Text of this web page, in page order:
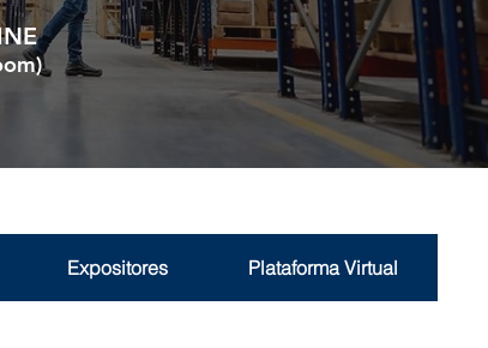
Expositores Plataforma Virtual